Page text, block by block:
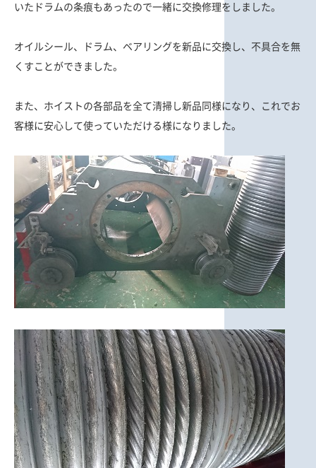
いたドラムの条痕もあったので一緒に交換修理をしました。
オイルシール、ドラム、ベアリングを新品に交換し、不具合を無
くすことができました。
また、ホイストの各部品を全て清掃し新品同様になり、これでお
客様に安心して使っていただける様になりました。